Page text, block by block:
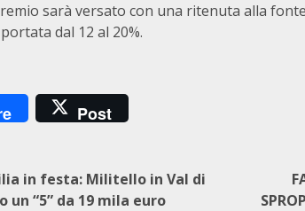
sarà versato con una ritenuta alla
dal 12 al 20%.
Post
in festa: Militello in Val di
“5” da 19 mila euro